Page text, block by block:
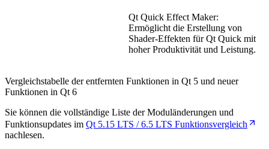
Qt Quick Effect Maker:
Ermöglicht die Erstellung von
Shader-Effekten für Qt Quick mit
hoher Produktivität und Leistung.
Vergleichstabelle der entfernten Funktionen in Qt 5 und neuer
Funktionen in Qt 6
Sie können die vollständige Liste der Moduländerungen und
Funktionsupdates im Qt 5.15 LTS / 6.5 LTS Funktionsvergleich
nachlesen.